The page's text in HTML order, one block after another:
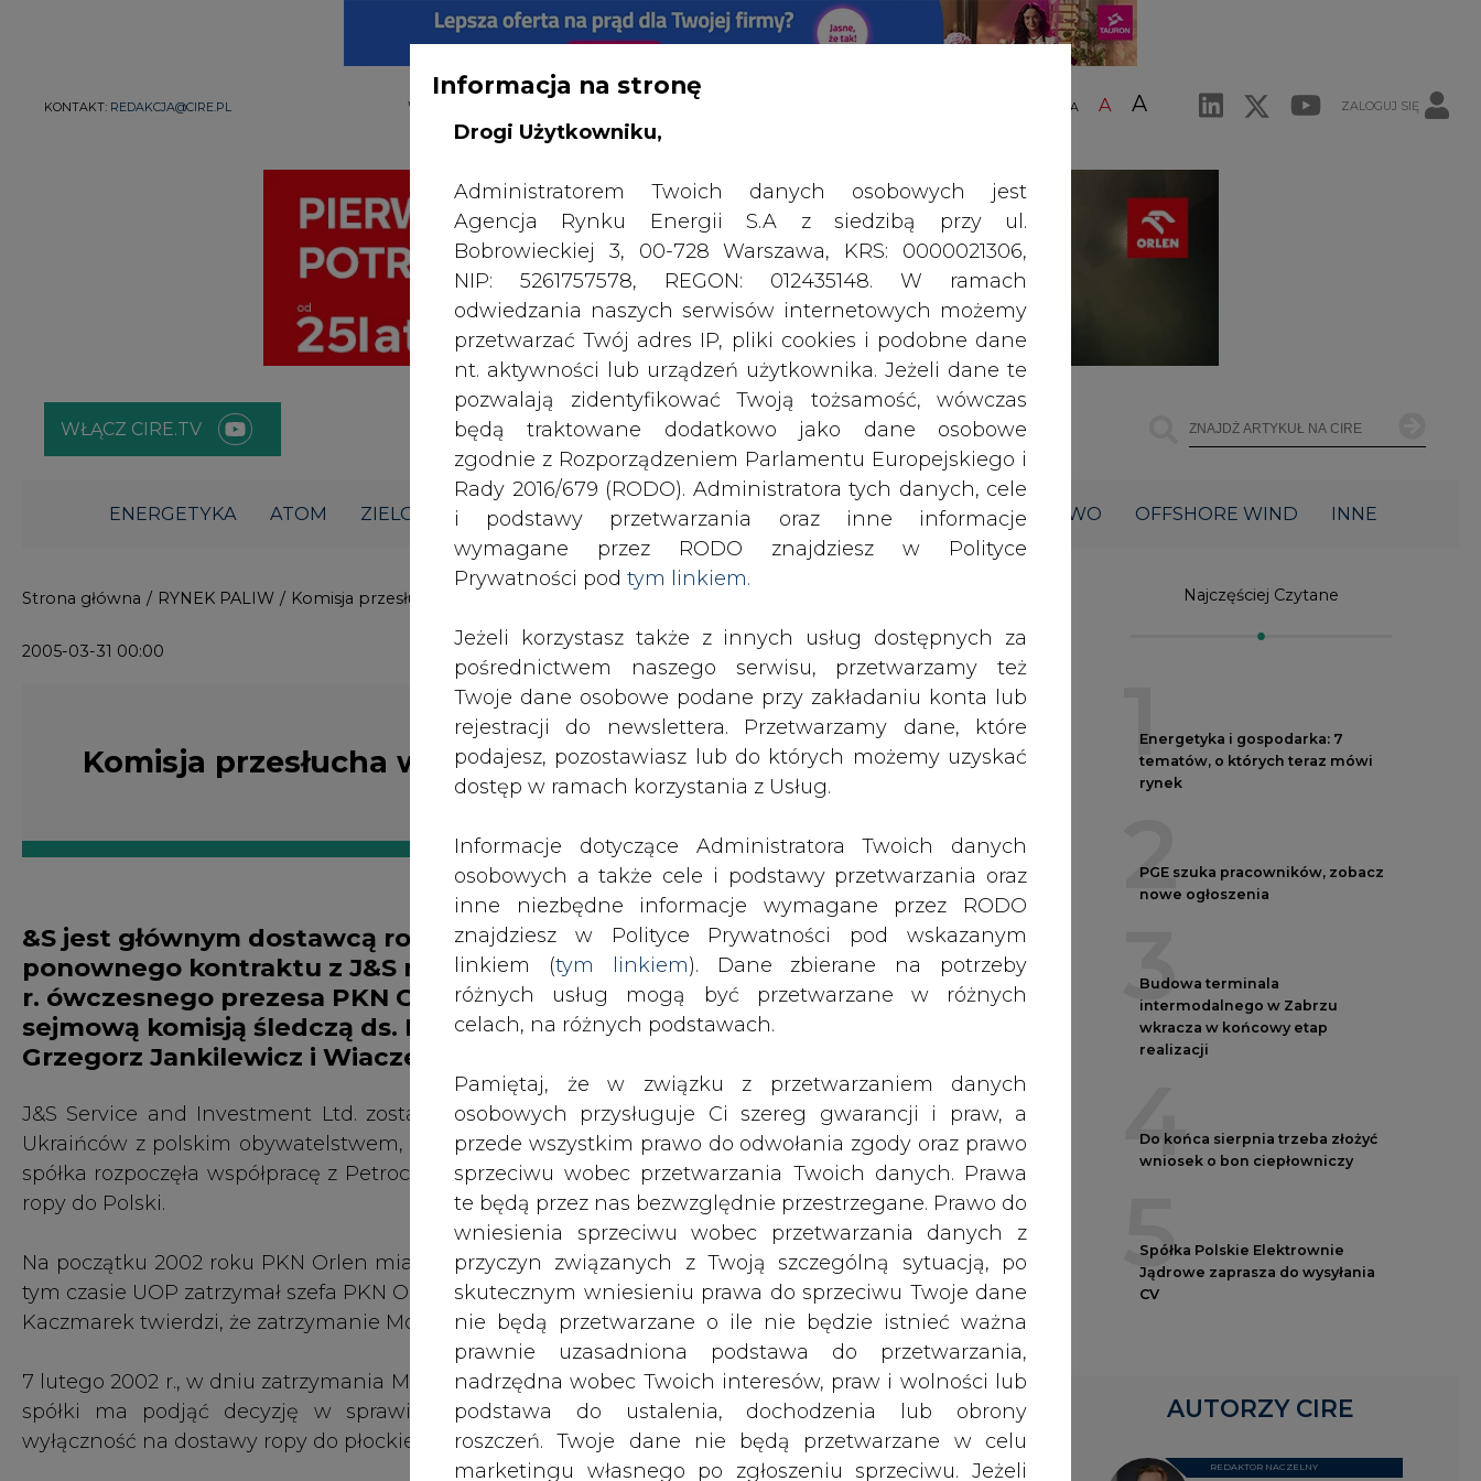
KONTAKT: REDAKCJA@CIRE.PL WYDAWCA PORTALU: A A A ZALOGUJ SIĘ
WŁĄCZ CIRE.TV
ENERGETYKA ATOM ZIELONA GOSPODARKA ZMIANY KADROWE NA RYNKU CIEPŁOWNICTWO OFFSHORE WIND INNE
Informacja na stronę
Drogi Użytkowniku,
Administratorem Twoich danych osobowych jest
Agencja Rynku Energii S.A z siedzibą przy ul.
Bobrowieckiej 3, 00-728 Warszawa, KRS: 0000021306,
NIP: 5261757578, REGON: 012435148. W ramach
odwiedzania naszych serwisów internetowych możemy
przetwarzać Twój adres IP, pliki cookies i podobne dane
nt. aktywności lub urządzeń użytkownika. Jeżeli dane te
pozwalają zidentyfikować Twoją tożsamość, wówczas
będą traktowane dodatkowo jako dane osobowe
zgodnie z Rozporządzeniem Parlamentu Europejskiego i
Rady 2016/679 (RODO). Administratora tych danych, cele
i podstawy przetwarzania oraz inne informacje
wymagane przez RODO znajdziesz w Polityce
Prywatności pod tym linkiem.
Jeżeli korzystasz także z innych usług dostępnych za
pośrednictwem naszego serwisu, przetwarzamy też
Twoje dane osobowe podane przy zakładaniu konta lub
rejestracji do newslettera. Przetwarzamy dane, które
podajesz, pozostawiasz lub do których możemy uzyskać
dostęp w ramach korzystania z Usług.
Informacje dotyczące Administratora Twoich danych
osobowych a także cele i podstawy przetwarzania oraz
inne niezbędne informacje wymagane przez RODO
znajdziesz w Polityce Prywatności pod wskazanym
linkiem (tym linkiem). Dane zbierane na potrzeby
różnych usług mogą być przetwarzane w różnych
celach, na różnych podstawach.
Pamiętaj, że w związku z przetwarzaniem danych
osobowych przysługuje Ci szereg gwarancji i praw, a
przede wszystkim prawo do odwołania zgody oraz prawo
sprzeciwu wobec przetwarzania Twoich danych. Prawa
te będą przez nas bezwzględnie przestrzegane. Prawo do
wniesienia sprzeciwu wobec przetwarzania danych z
przyczyn związanych z Twoją szczególną sytuacją, po
skutecznym wniesieniu prawa do sprzeciwu Twoje dane
nie będą przetwarzane o ile nie będzie istnieć ważna
prawnie uzasadniona podstawa do przetwarzania,
nadrzędna wobec Twoich interesów, praw i wolności lub
podstawa do ustalenia, dochodzenia lub obrony
roszczeń. Twoje dane nie będą przetwarzane w celu
marketingu własnego po zgłoszeniu sprzeciwu. Jeżeli
Strona główna / RYNEK PALIW / Komisja przesłucha właścicieli J&S
2005-03-31 00:00 drukuj skomentuj udostępnij:
Komisja przesłucha właścicieli J&S
&S jest głównym dostawcą ropy do PKN Orlen. To możliwość podpisania
ponownego kontraktu z J&S miała być powodem zatrzymania 7 lutego 2002
r. ówczesnego prezesa PKN Orlen Andrzeja Modrzejewskiego. Dziś przed
sejmową komisją śledczą ds. PKN Orlen staną dwaj właściciele firmy J&S -
Grzegorz Jankilewicz i Wiaczesław Smołokowski.
J&S Service and Investment Ltd. została utworzona przez Jankilewicza i Smołokowskiego, dwóch
Ukraińców z polskim obywatelstwem, 20 stycznia 1993 r. w cypryjskiej Larnace. W tym samym roku
spółka rozpoczęła współpracę z Petrochemią Płock (obecnie PKN Orlen) i sprzedała pierwszą partię
ropy do Polski.
Na początku 2002 roku PKN Orlen miał podpisać z firmą J&S kontrakt na dostawę rosyjskiej ropy. W
tym czasie UOP zatrzymał szefa PKN Orlen Andrzeja Modrzejewskiego. Były minister skarbu Wiesław
Kaczmarek twierdzi, że zatrzymanie Modrzejewskiego miało zapobiec zawarciu kontraktu.
7 lutego 2002 r., w dniu zatrzymania Modrzejewskiego, w mediach pojawiła się informacja, że zarząd
spółki ma podjąć decyzję w sprawie przedłużenia na 10 lat kontraktu, dającego firmie J&S
wyłączność na dostawy ropy do płockiego koncernu. Tym wątkiem zajmuje się komisja.
Najczęściej Czytane
1
Energetyka i gospodarka: 7
tematów, o których teraz mówi
rynek
2
PGE szuka pracowników, zobacz
nowe ogłoszenia
3
Budowa terminala
intermodalnego w Zabrzu
wkracza w końcowy etap
realizacji
4
Do końca sierpnia trzeba złożyć
wniosek o bon ciepłowniczy
5
Spółka Polskie Elektrownie
Jądrowe zaprasza do wysyłania
CV
REDAKTOR NACZELNY
AUTORZY CIRE